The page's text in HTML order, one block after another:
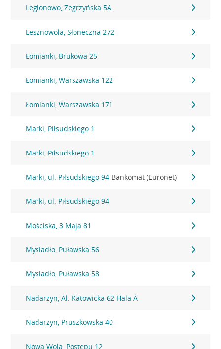
Legionowo, Zegrzyńska 5A
Lesznowola, Słoneczna 272
Łomianki, Brukowa 25
Łomianki, Warszawska 122
Łomianki, Warszawska 171
Marki, Piłsudskiego 1
Marki, Piłsudskiego 1
Marki, ul. Piłsudskiego 94 Bankomat (Euronet)
Marki, ul. Piłsudskiego 94
Mościska, 3 Maja 81
Mysiadło, Puławska 56
Mysiadło, Puławska 58
Nadarzyn, Al. Katowicka 62 Hala A
Nadarzyn, Pruszkowska 40
Nowa Wola, Postepu 12